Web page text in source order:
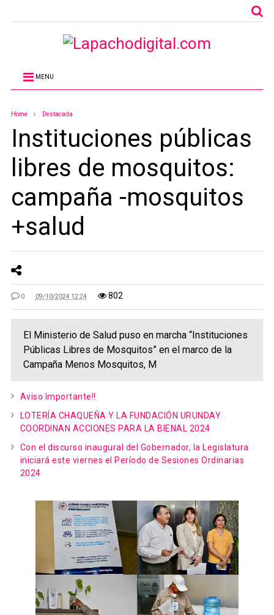
MENU
Home Destacada
Instituciones públicas
libres de mosquitos:
campaña -mosquitos
+salud
0 09/10/2024 12:24 802
El Ministerio de Salud puso en marcha “Instituciones
Públicas Libres de Mosquitos” en el marco de la
Campaña Menos Mosquitos, M
Aviso Importante!!
LOTERÍA CHAQUEÑA Y LA FUNDACIÓN URUNDAY
COORDINAN ACCIONES PARA LA BIENAL 2024
Con el discurso inaugural del Gobernador, la Legislatura
iniciará este viernes el Período de Sesiones Ordinarias
2024